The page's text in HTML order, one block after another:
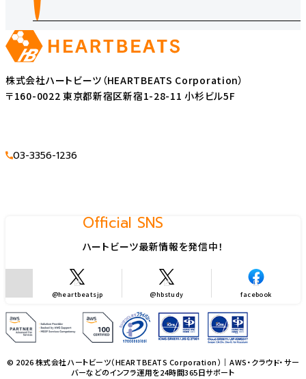
株式会社ハートビーツ（HEARTBEATS Corporation）
〒160-0022 東京都新宿区新宿1-28-11 小杉ビル5F
03-3356-1236
Official SNS
ハートビーツ最新情報を発信中！
@heartbeatsjp @hbstudy facebook
© 2026 株式会社ハートビーツ（HEARTBEATS Corporation）｜AWS・クラウド・サー
バーなどのインフラ運用を24時間365日サポート